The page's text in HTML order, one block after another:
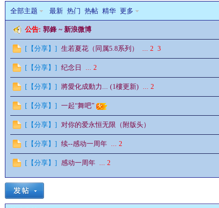
全部主题 最新 热门 热帖 精华 更多
公告: 郭鋒 ~ 新浪微博
[ 【分享】 ] 生若夏花（同属5.8系列） ... 2 3
[ 【分享】 ] 纪念日 ... 2
[ 【分享】 ] 將愛化成動力... (1樓更新) ... 2
[ 【分享】 ] 一起“舞吧”
[ 【分享】 ] 对你的爱永恒无限（附版头）
[ 【分享】 ] 续--感动一周年 ... 2
[ 【分享】 ] 感动一周年 ... 2